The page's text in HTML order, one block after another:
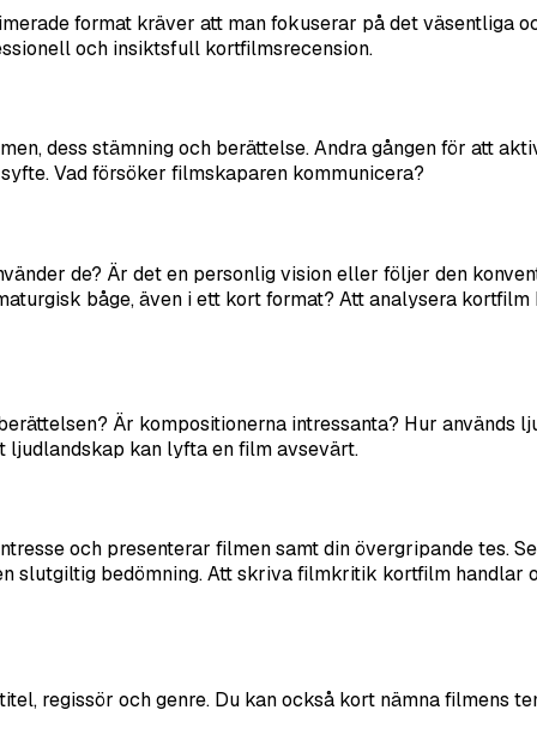
format kräver att man fokuserar på det väsentliga
och insiktsfull kortfilmsrecension.
dess stämning och berättelse. Andra gången för att
Vad försöker filmskaparen kommunicera?
de? Är det en personlig vision eller följer den
båge, även i ett kort format? Att analysera
Är kompositionerna intressanta? Hur används
ljudlandskap kan lyfta en film avsevärt.
och presenterar filmen samt din övergripande tes.
slutgiltig bedömning. Att skriva filmkritik kortfilm handlar
regissör och genre. Du kan också kort nämna filmens